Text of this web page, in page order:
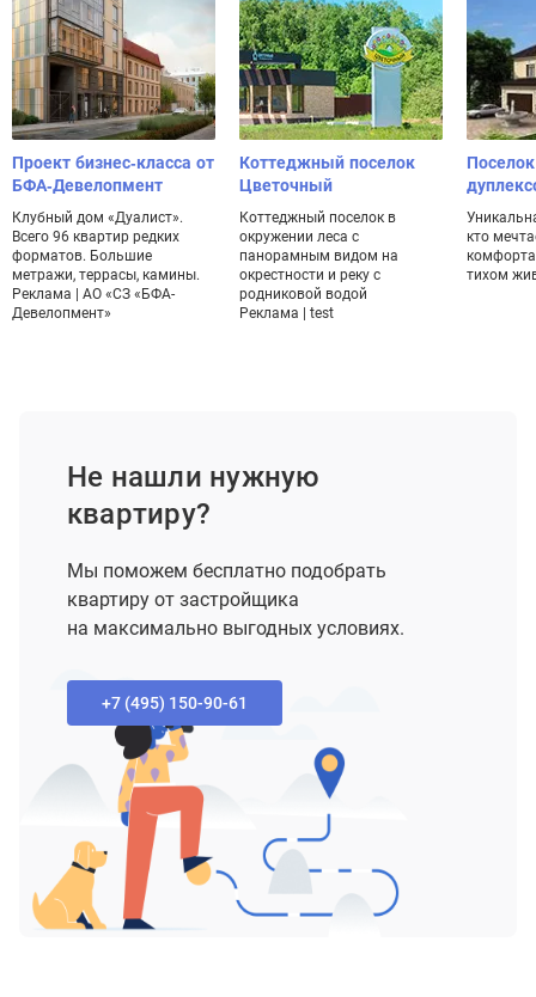
Проект бизнес-класса от
БФА-Девелопмент
Клубный дом «Дуалист».
Всего 96 квартир редких
форматов. Большие
метражи, террасы, камины.
Реклама | АО «СЗ «БФА-
Девелопмент»
Коттеджный поселок
Цветочный
Коттеджный поселок в
окружении леса с
панорамным видом на
окрестности и реку с
родниковой водой
Реклама | test
кто
тихом
Не нашли нужную
квартиру?
Мы поможем бесплатно подобрать
квартиру от застройщика
на максимально выгодных условиях.
+7 (495) 150-90-61‬